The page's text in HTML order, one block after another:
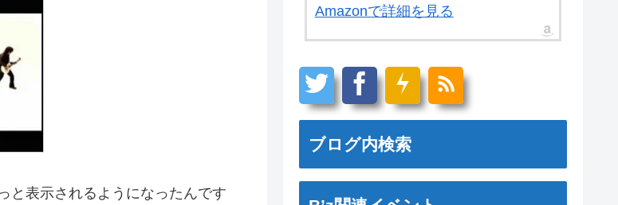
と表示されるようになったんです
Amazonで詳細を見る
ブログ内検索